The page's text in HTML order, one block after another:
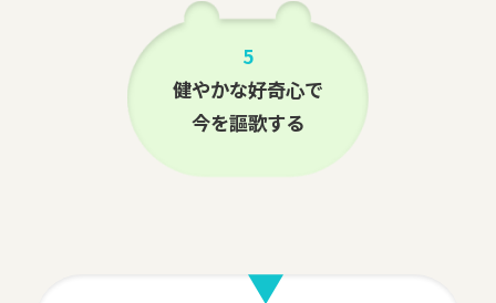
5
健やかな好奇心で
今を謳歌する